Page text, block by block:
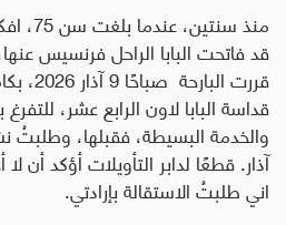
منذ
قد فاتحت البابا الراحل فرنسيس
قررت
قداسة البابا لاون الرابع عشر،
آذار. قطعًا لدابر التأويلات أؤكد أن
اني طلبتُ الاستقالة بإرادتي.